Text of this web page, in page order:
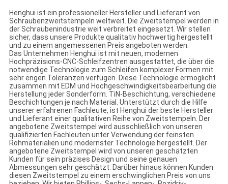
Henghui ist ein professioneller Hersteller und Lieferant von
Schraubenzweitstempeln weltweit. Die Zweitstempel werden in
der Schraubenindustrie weit verbreitet eingesetzt. Wir stellen
sicher, dass unsere Produkte qualitativ hochwertig hergestellt
und zu einem angemessenen Preis angeboten werden.
Das Unternehmen Henghui ist mit neuen, modernen
Hochpräzisions-CNC-Schleifzentren ausgestattet, die über die
notwendige Technologie zum Schleifen komplexer Formen mit
sehr engen Toleranzen verfügen. Diese Technologie ermöglicht
zusammen mit EDM und Hochgeschwindigkeitsbearbeitung die
Herstellung jeder Sonderform. TiN-Beschichtung, verschiedene
Beschichtungen je nach Material. Unterstützt durch die Hilfe
unserer erfahrenen Fachleute, ist Henghui der beste Hersteller
und Lieferant einer qualitativen Reihe von Zweitstempeln. Der
angebotene Zweitstempel wird ausschließlich von unseren
qualifizierten Fachleuten unter Verwendung der feinsten
Rohmaterialien und modernster Technologie hergestellt. Der
angebotene Zweitstempel wird von unseren geschätzten
Kunden für sein präzises Design und seine genauen
Abmessungen sehr geschätzt. Darüber hinaus können Kunden
diesen Zweitstempel zu einem erschwinglichen Preis von uns